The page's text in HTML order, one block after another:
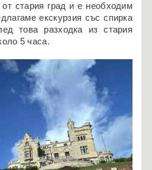
стария град и е необходим
екскурзия със спирка
това разходка из стария
5 часа.